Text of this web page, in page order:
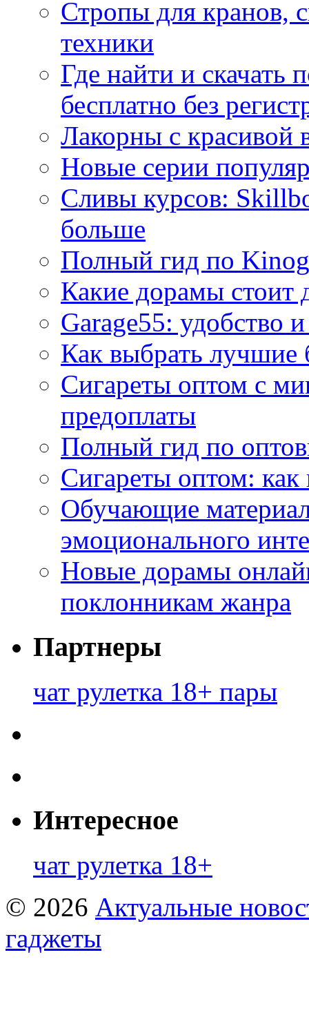
Стропы для кранов,
техники
Где найти и
бесплатно без
Лакорны с красивой
Новые серии
Сливы курсов:
больше
Полный гид по
Какие дорамы стоит
Garage55: удобство
Как выбрать
Сигареты оптом с
предоплаты
Полный гид по
Сигареты оптом:
Обучающие
эмоционального
Новые дорамы
поклонникам жанра
Партнеры
чат рулетка 18+ пары
Интересное
чат рулетка 18+
© 2026 Актуальные
гаджеты